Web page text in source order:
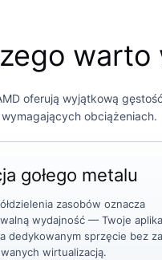
oferują wyjątkową
obciążeniach.
gołego metalu
zasobów oznacza
wydajność — Twoje
dedykowanym sprzęcie bez
wirtualizacją.